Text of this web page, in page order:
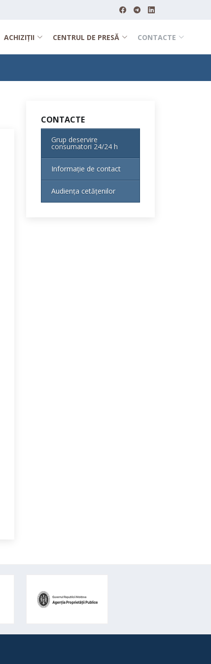
ACHIZIȚII CENTRUL DE PRESĂ CONTACTE
CONTACTE
Grup deservire
consumatori 24/24 h
Informație de contact
Audiența cetățenilor